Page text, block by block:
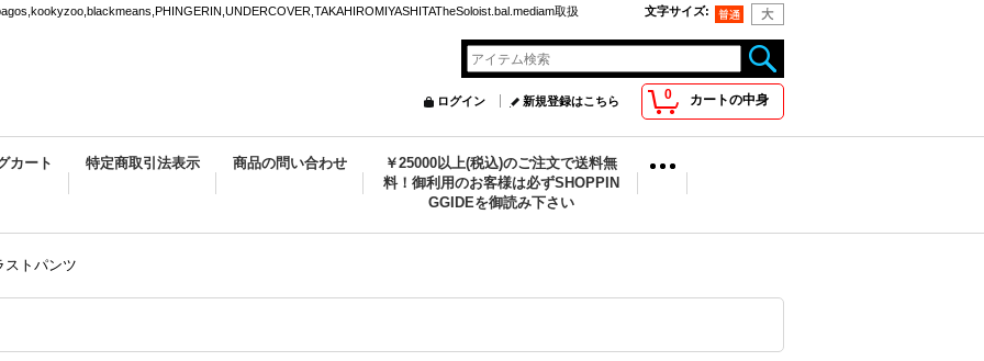
取扱 文字サイズ:
0 カートの中身
ログイン 新規登録はこちら
カート 特定商取引法表示 商品の問い合わせ
￥25000以上(税込)のご注文で送料無
料！御利用のお客様は必ずSHOPPIN
GGIDEを御読み下さい
トパンツ